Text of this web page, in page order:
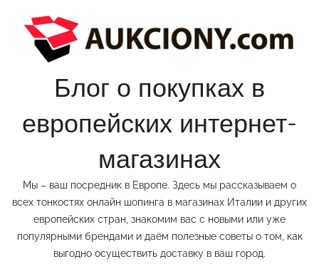
содержимому
Блог о покупках в
европейских интернет-
магазинах
Мы – ваш посредник в Европе. Здесь мы рассказываем о
всех тонкостях онлайн шопинга в магазинах Италии и других
европейских стран, знакомим вас с новыми или уже
популярными брендами и даём полезные советы о том, как
выгодно осуществить доставку в ваш город.